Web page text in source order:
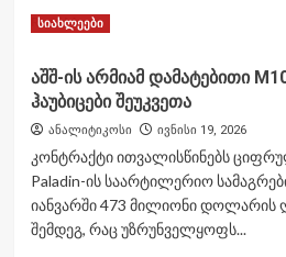
Read MoreRead
ჯარის
ბანაკი“
ერთ-
წარმატებული
პროექტია,
რომელიც
ახალგაზრდებთან
სიახლეები
აშშ-ის არმიამ დამატებითი
ჰაუბიცები შეუკვეთა
ანალიტიკოსი ივნისი 19, 2026
კონტრაქტი ითვალისწინებს
Paladin-ის საარტილერიო
იანვარში 473 მილიონი დოლარის
შემდეგ, რაც უზრუნველყოფს...